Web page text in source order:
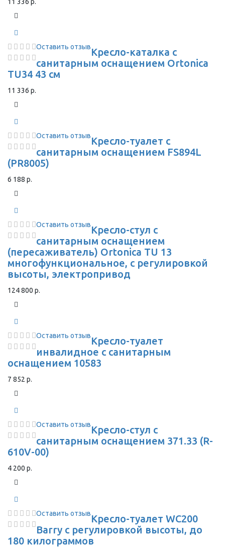
Оставить отзывКресло-каталка с
санитарным оснащением Ortonica
TU34 43 см
11 336 р.
Оставить отзывКресло-туалет с
санитарным оснащением FS894L
(PR8005)
6 188 р.
Оставить отзывКресло-стул с
санитарным оснащением
(пересаживатель) Ortonica TU 13
многофункциональное, с регулировкой
высоты, электропривод
124 800 р.
Оставить отзывКресло-туалет
инвалидное с санитарным
оснащением 10583
7 852 р.
Оставить отзывКресло-стул с
санитарным оснащением 371.33 (R-
610V-00)
4 200 р.
Оставить отзывКресло-туалет WC200
Barry с регулировкой высоты, до
180 килограммов